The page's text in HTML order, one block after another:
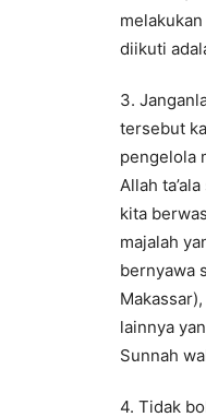
diikuti
3.
tersebut
pengelola
Allah
kita
majalah
bernyawa
lainnya
Sunnah
4. Tidak